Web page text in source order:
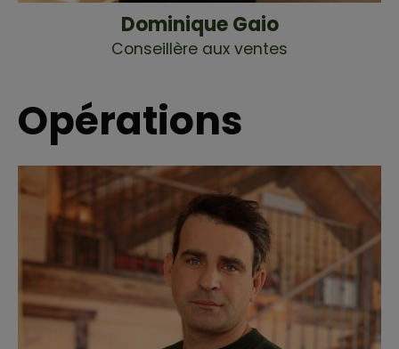
Dominique Gaio
Conseillère aux ventes
Opérations